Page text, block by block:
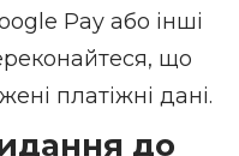
Pay або інші
що
платіжні дані.
до